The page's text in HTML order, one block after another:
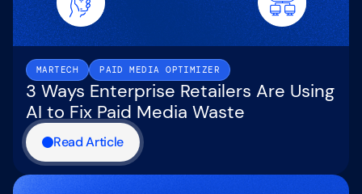
MARTECH PAID MEDIA OPTIMIZER
3 Ways Enterprise Retailers Are Using
AI to Fix Paid Media Waste
Read Article